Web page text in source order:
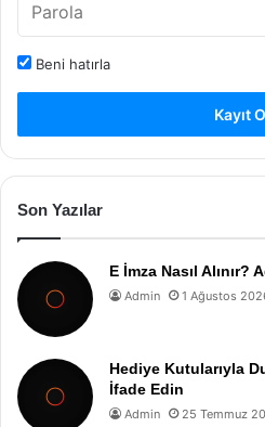
Beni hatırla
Kayıt
Son Yazılar
E İmza Nasıl Alınır?
Admin 1 Ağustos
Hediye Kutularıyla
İfade Edin
Admin 25 Temmuz